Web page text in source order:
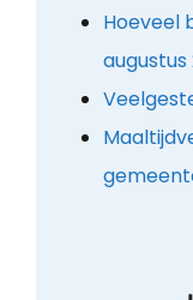
Hoeveel
augustus